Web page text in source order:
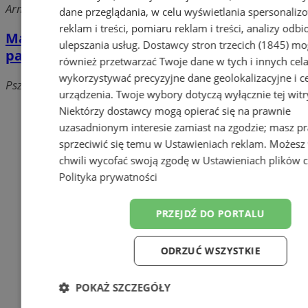
Armii Ludowej, 44-304 Wodzisław Śląski
Magda. Hurtowania artykułów
papierniczych i opakowań
Pszowska, 44-300 Wodzisław Śląski
Dodaj firmę
Pozostałe firmy w kategorii
BHP, odzież ochronna i robocza
Ochrona Środowiska
Opakowania
Produkcja przemysłowa
Usługi Spawalnicze
dane przeglądania, w celu wyświetlania
reklam i treści, pomiaru reklam i treści, analizy
ulepszania usług. Dostawcy stron trzecich (1845)
również przetwarzać Twoje dane w tych i innych
wykorzystywać precyzyjne dane geolokalizacyjne i
urządzenia. Twoje wybory dotyczą wyłącznie tej
Niektórzy dostawcy mogą opierać się na prawnie
uzasadnionym interesie zamiast na zgodzie; masz
sprzeciwić się temu w Ustawieniach reklam.
chwili wycofać swoją zgodę w Ustawieniach plików
Polityka prywatności
PRZEJDŹ DO PORTALU
ODRZUĆ WSZYSTKIE
POKAŻ SZCZEGÓŁY